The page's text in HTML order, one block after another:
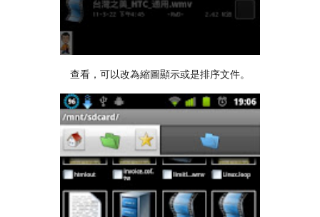
查看，可以改為縮圖顯示或是排序文件。